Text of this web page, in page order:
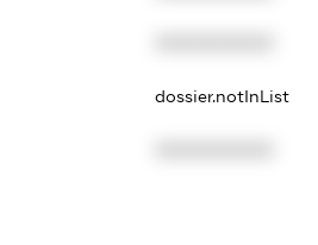
dossier.notInList